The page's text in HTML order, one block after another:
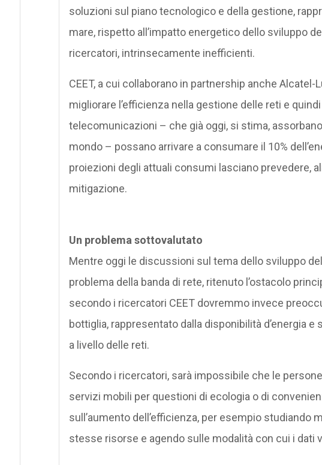
soluzioni sul piano tecnologico e della gestione,
mare, rispetto all’impatto energetico dello sviluppo
ricercatori, intrinsecamente inefficienti.
CEET, a cui collaborano in partnership anche
migliorare l’efficienza nella gestione delle reti e
telecomunicazioni – che già oggi, si stima,
mondo – possano arrivare a consumare il 10%
proiezioni degli attuali consumi lasciano prevedere,
mitigazione.
Un problema sottovalutato
Mentre oggi le discussioni sul tema dello sviluppo
problema della banda di rete, ritenuto l’ostacolo
secondo i ricercatori CEET dovremmo invece
bottiglia, rappresentato dalla disponibilità d’energia
a livello delle reti.
Secondo i ricercatori, sarà impossibile che le
servizi mobili per questioni di ecologia o di
sull’aumento dell’efficienza, per esempio studiando
stesse risorse e agendo sulle modalità con cui i dati